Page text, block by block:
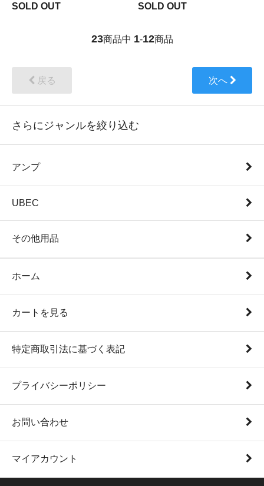
SOLD OUT
SOLD OUT
23商品中 1-12商品
戻る 次へ
さらにジャンルを絞り込む
アンプ
UBEC
その他用品
ホーム
カートを見る
特定商取引法に基づく表記
プライバシーポリシー
お問い合わせ
マイアカウント